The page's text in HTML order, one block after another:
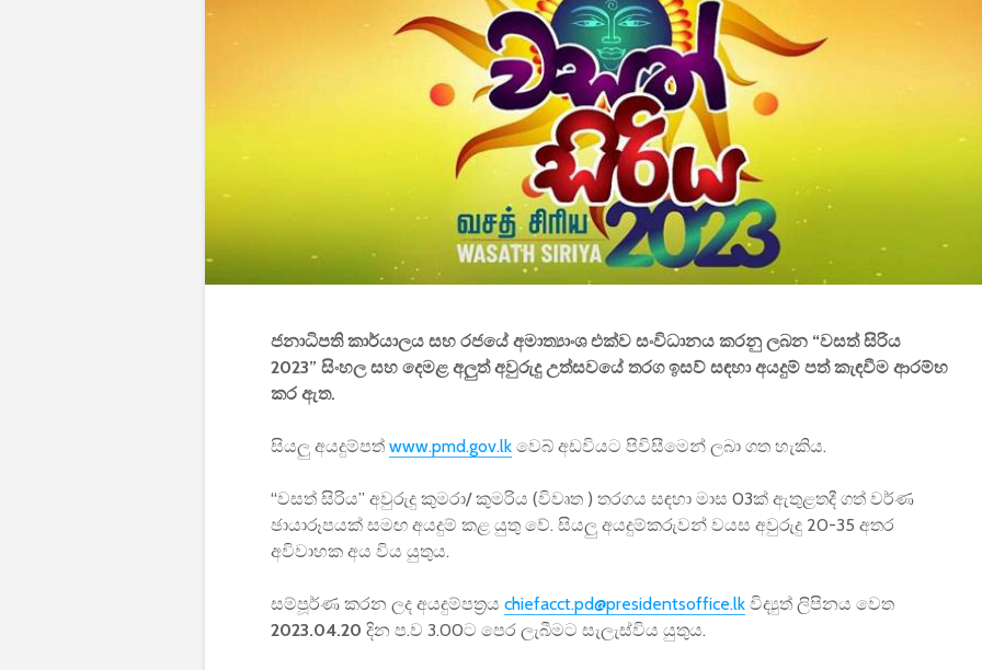
ජනාධිපති කාර්යාලය සහ රජයේ අමාත්‍යාංශ එක්ව සංවිධානය කරනු ලබන “වසත් සිරිය
2023” සිංහල සහ දෙමළ අලුත් අවුරුදු උත්සවයේ තරග ඉසව් සඳහා අයදුම් පත් කැඳවීම ආරම්භ
කර ඇත.
සියලු අයදුම්පත් www.pmd.gov.lk වෙබ් අඩවියට පිවිසීමෙන් ලබා ගත හැකිය.
“වසත් සිරිය” අවුරුදු කුමරා/ කුමරිය (විවෘත ) තරගය සඳහා මාස 03ක් ඇතුළතදී ගත් වර්ණ
ඡායාරූපයක් සමඟ අයදුම් කළ යුතු වේ. සියලු අයදුම්කරුවන් වයස අවුරුදු 20-35 අතර
අවිවාහක අය විය යුතුය.
සම්පූර්ණ කරන ලද අයදුම්පත්‍රය chiefacct.pd@presidentsoffice.lk විද්‍යුත් ලිපිනය වෙත
2023.04.20 දින ප.ව 3.00ට පෙර ලැබීමට සැලැස්විය යුතුය.
කැදවීම
HelaPOS QR කේත
නිර්මාණ සේවාව
2025 (2026) අ.පො.ස.
උසස් පෙළ විභාග
ප්‍රතිඵල නිකුත් කෙරේ